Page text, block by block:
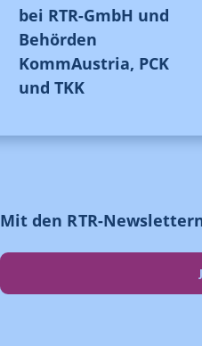
bei RTR-GmbH und
Behörden
KommAustria, PCK
und TKK
Mit den RTR-